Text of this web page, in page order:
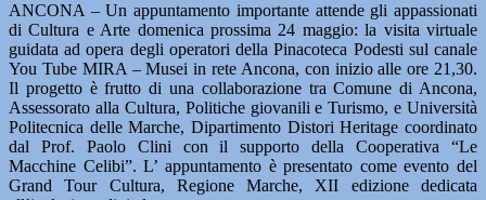
ANCONA – Un appuntamento importante attende gli appassionati
di Cultura e Arte domenica prossima 24 maggio: la visita virtuale
guidata ad opera degli operatori della Pinacoteca Podesti sul canale
You Tube MIRA – Musei in rete Ancona, con inizio alle ore 21,30.
Il progetto è frutto di una collaborazione tra Comune di Ancona,
Assessorato alla Cultura, Politiche giovanili e Turismo, e Università
Politecnica delle Marche, Dipartimento Distori Heritage coordinato
dal Prof. Paolo Clini con il supporto della Cooperativa “Le
Macchine Celibi”. L’ appuntamento è presentato come evento del
Grand Tour Cultura, Regione Marche, XII edizione dedicata